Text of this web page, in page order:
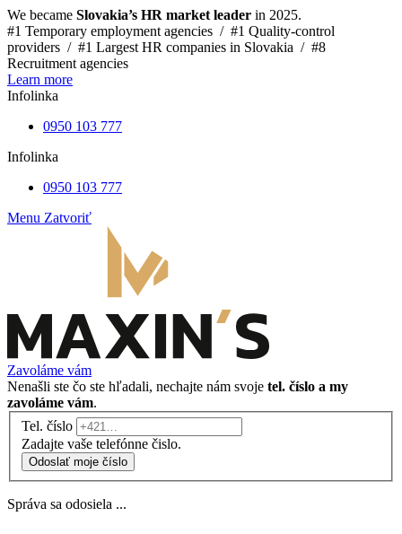
We became Slovakia’s HR market leader in 2025.
#1 Temporary employment agencies / #1 Quality-control
providers / #1 Largest HR companies in Slovakia / #8
Recruitment agencies
Learn more
Infolinka
0950 103 777
Infolinka
0950 103 777
Menu Zatvoriť
Zavoláme vám
Nenašli ste čo ste hľadali, nechajte nám svoje tel. číslo a my
zavoláme vám.
Tel. číslo
Zadajte vaše telefónne čislo.
Odoslať moje číslo
Správa sa odosiela ...